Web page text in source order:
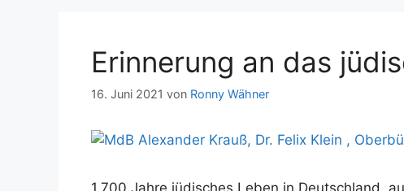
Erinnerung an das
16. Juni 2021 von Ronny Wähner
1.700 Jahre jüdisches Leben in Deutschland,